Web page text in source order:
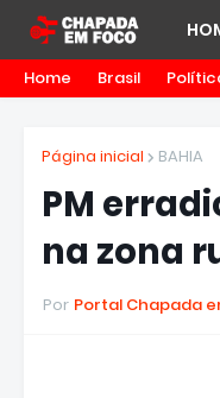
Home Brasil
Página inicial BAHIA
PM
na zona
Por Portal Chapada